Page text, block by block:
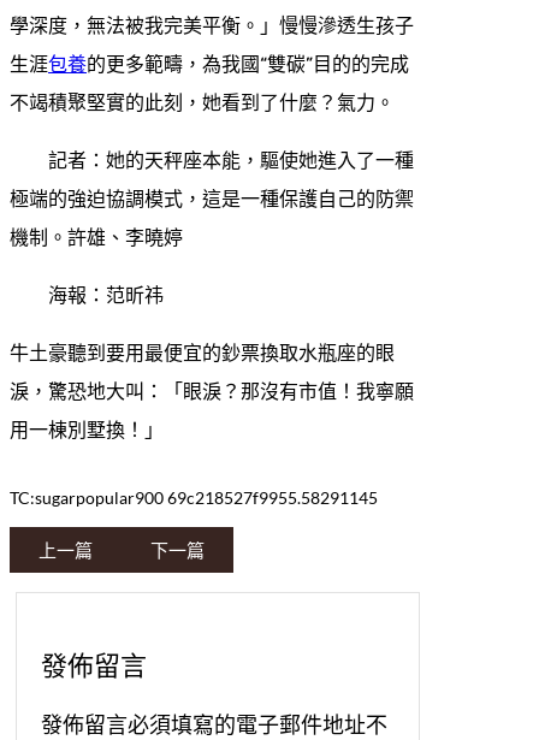
學深度，無法被我完美平衡。」慢慢滲透生孩子
生涯包養的更多範疇，為我國“雙碳”目的的完成
不竭積聚堅實的此刻，她看到了什麼？氣力。
記者：她的天秤座本能，驅使她進入了一種
極端的強迫協調模式，這是一種保護自己的防禦
機制。許雄、李曉婷
海報：范昕祎
牛土豪聽到要用最便宜的鈔票換取水瓶座的眼
淚，驚恐地大叫：「眼淚？那沒有市值！我寧願
用一棟別墅換！」
TC:sugarpopular900 69c218527f9955.58291145
上一篇 下一篇
發佈留言
發佈留言必須填寫的電子郵件地址不